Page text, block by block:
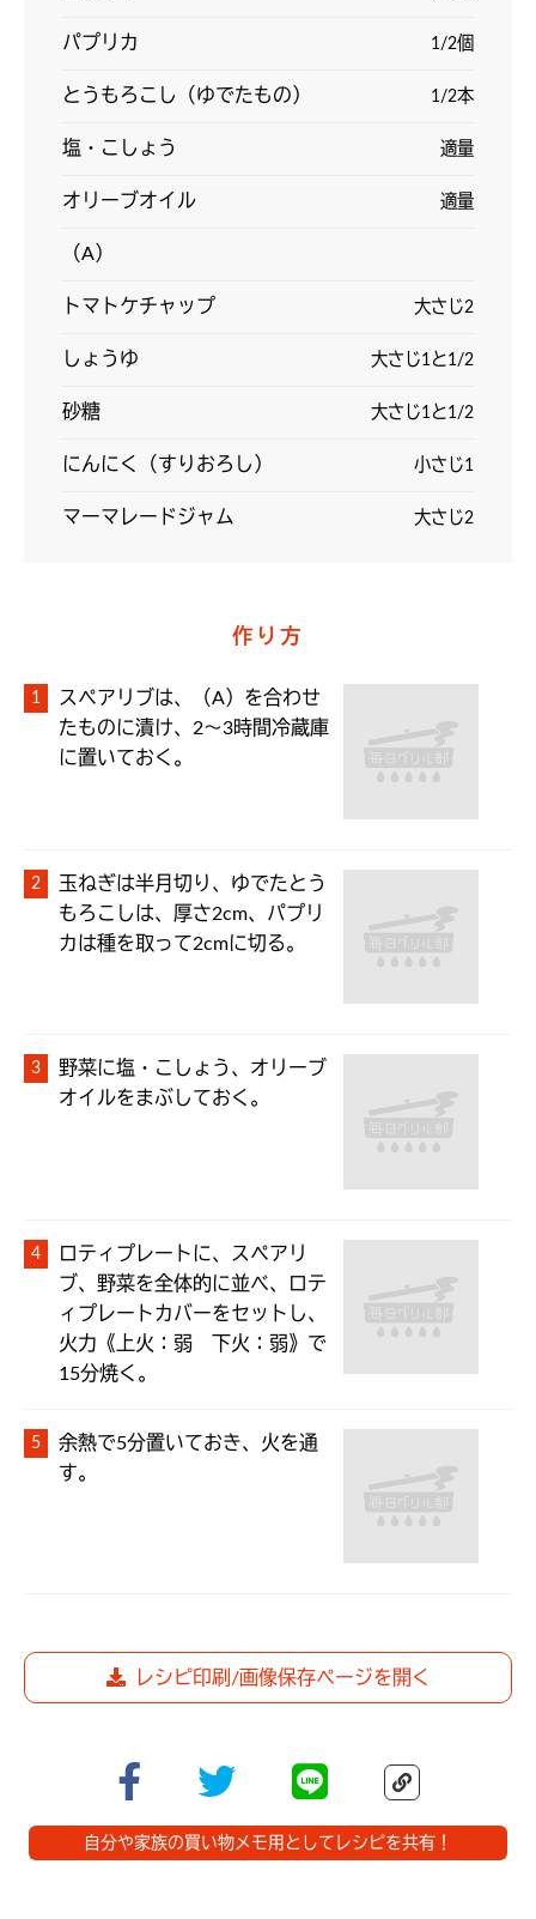
パプリカ 1/2個
とうもろこし（ゆでたもの） 1/2本
塩・こしょう 適量
オリーブオイル 適量
（A）
トマトケチャップ 大さじ2
しょうゆ 大さじ1と1/2
砂糖 大さじ1と1/2
にんにく（すりおろし） 小さじ1
マーマレードジャム 大さじ2
作り方
スペアリブは、（A）を合わせ
たものに漬け、2～3時間冷蔵庫
に置いておく。
玉ねぎは半月切り、ゆでたとう
もろこしは、厚さ2cm、パプリ
カは種を取って2cmに切る。
野菜に塩・こしょう、オリーブ
オイルをまぶしておく。
ロティプレートに、スペアリ
ブ、野菜を全体的に並べ、ロテ
ィプレートカバーをセットし、
火力《上火：弱　下火：弱》で
15分焼く。
余熱で5分置いておき、火を通
す。
レシピ印刷/画像保存ページを開く
自分や家族の買い物メモ用としてレシピを共有！